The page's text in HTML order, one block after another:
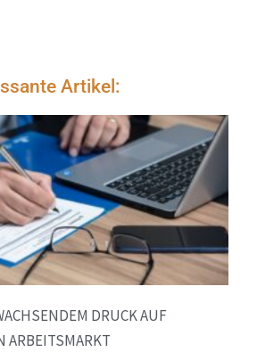
Artikel:
DRUCK AUF
ARBEITSMARKT